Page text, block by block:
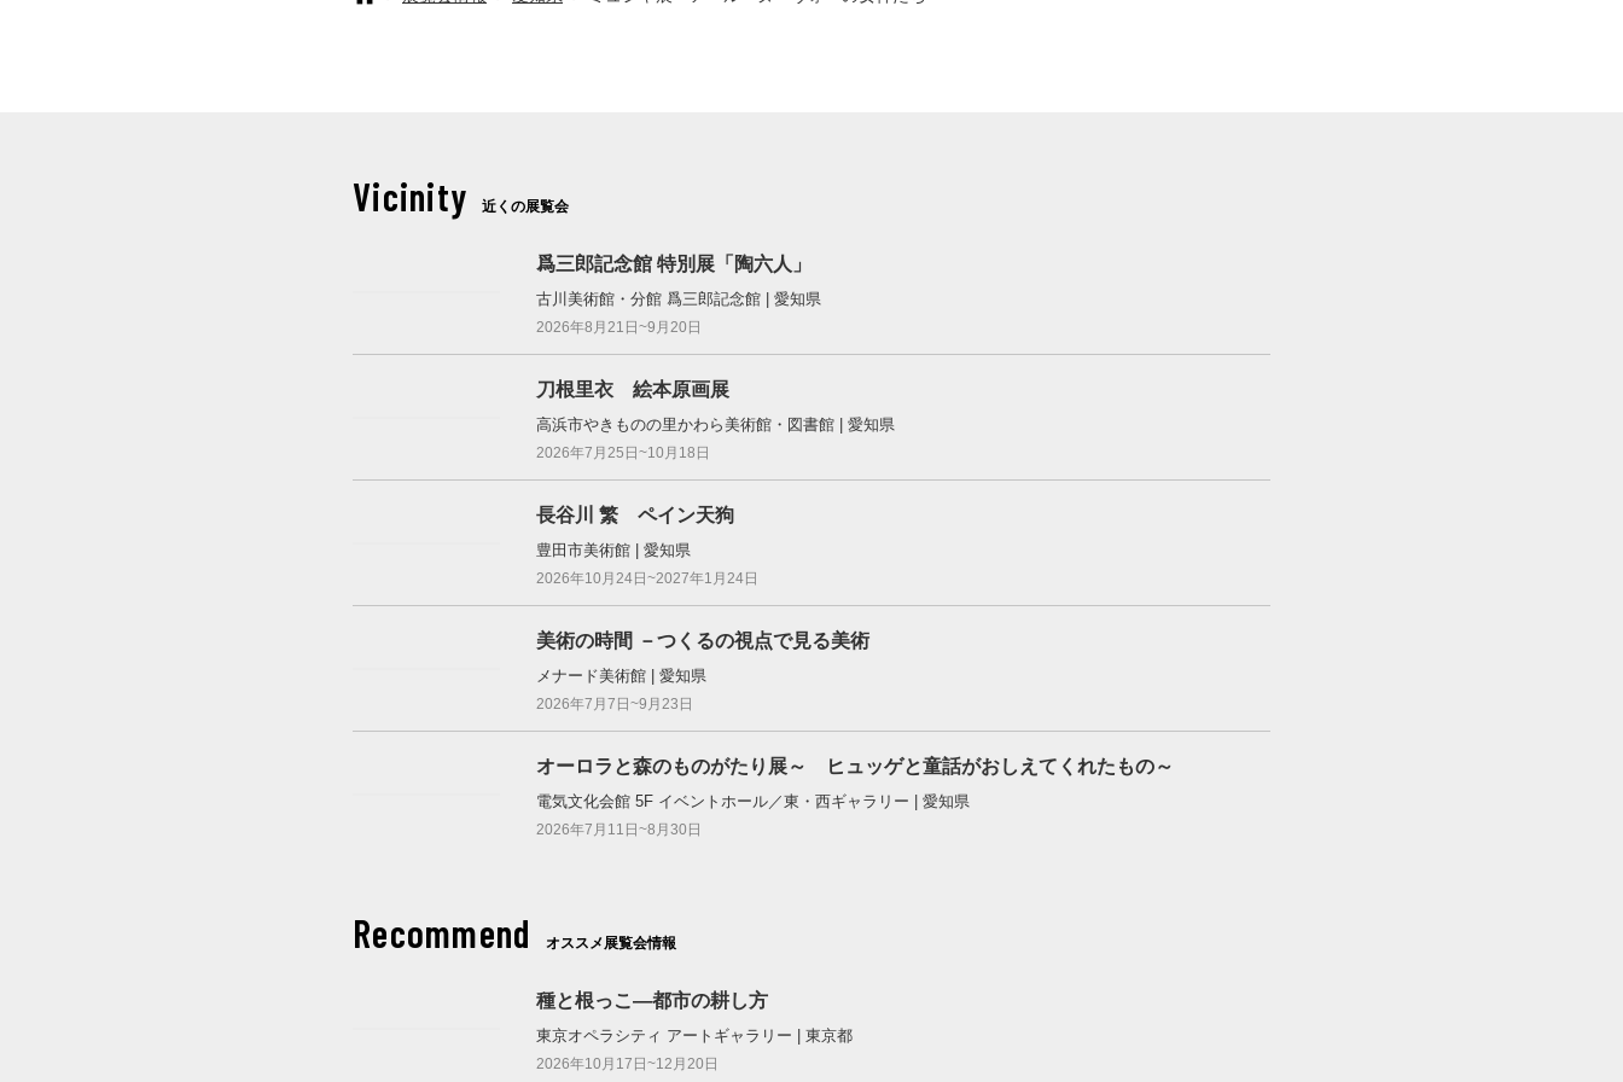
Vicinity 近くの展覧会
爲三郎記念館 特別展「陶六人」
古川美術館・分館 爲三郎記念館 | 愛知県
2026年8月21日~9月20日
刀根里衣 絵本原画展
高浜市やきものの里かわら美術館・図書館 | 愛知県
2026年7月25日~10月18日
長谷川 繁 ペイン天狗
豊田市美術館 | 愛知県
2026年10月24日~2027年1月24日
美術の時間 －つくるの視点で見る美術
メナード美術館 | 愛知県
2026年7月7日~9月23日
オーロラと森のものがたり展～ ヒュッゲと童話がおしえてくれたもの～
電気文化会館 5F イベントホール／東・西ギャラリー | 愛知県
2026年7月11日~8月30日
Recommend オススメ展覧会情報
種と根っこ―都市の耕し方
東京オペラシティ アートギャラリー | 東京都
2026年10月17日~12月20日